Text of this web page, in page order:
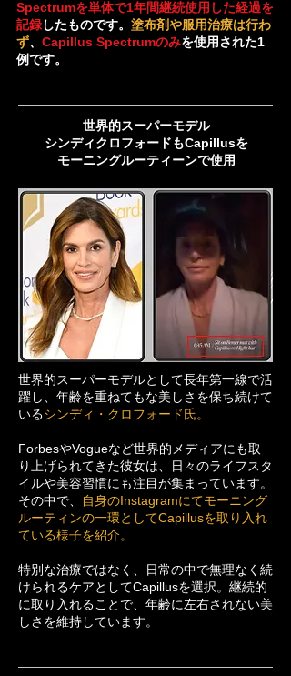
Spectrumを単体で1年間継続使用した経過を
記録したものです。 塗布剤や服用治療は行わ
ず、 Capillus Spectrumのみを使用された1
例です。
世界的スーパーモデル
シンディクロフォードもCapillusを
​モーニングルーティーンで使用
世界的スーパーモデルとして長年第一線で活
躍し、年齢を重ねてもな美しさを保ち続けて
いるシンディ・クロフォード氏。
ForbesやVogueなど世界的メディアにも取
り上げられてきた彼女は、日々のライフスタ
イルや美容習慣にも注目が集まっています。
その中で、
自身のInstagramにてモーニング
ルーティンの一環としてCapillusを取り入れ
ている様子を紹介。
特別な治療ではなく、日常の中で無理なく続
けられるケアとしてCapillusを選択。継続的
に取り入れることで、年齢に左右されない美
しさを維持しています。